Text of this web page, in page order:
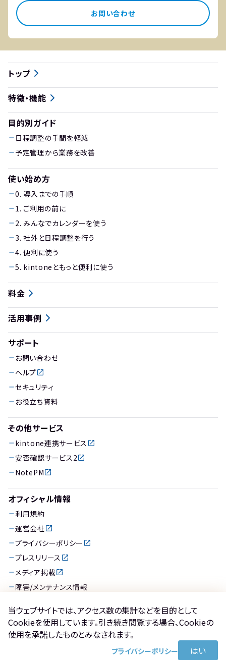
お問い合わせ
トップ
特徴・機能
目的別ガイド
日程調整の手間を軽減
予定管理から業務を改善
使い始め方
0. 導入までの手順
1. ご利用の前に
2. みんなでカレンダーを使う
3. 社外と日程調整を行う
4. 便利に使う
5. kintoneともっと便利に使う
料金
活用事例
サポート
お問い合わせ
ヘルプ
セキュリティ
お役立ち資料
その他サービス
kintone連携サービス
安否確認サービス2
NotePM
オフィシャル情報
利用規約
運営会社
プライバシーポリシー
プレスリリース
メディア掲載
障害/メンテナンス情報
当ウェブサイトでは、アクセス数の集計などを目的として
Cookieを使用しています。引き続き閲覧する場合、Cookieの
使用を承諾したものとみなされます。
プライバシーポリシー はい